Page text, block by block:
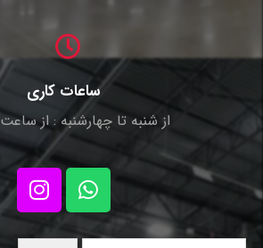
ساعات کاری
از شنبه تا چهارشنبه : از ساعت 9 تا 17